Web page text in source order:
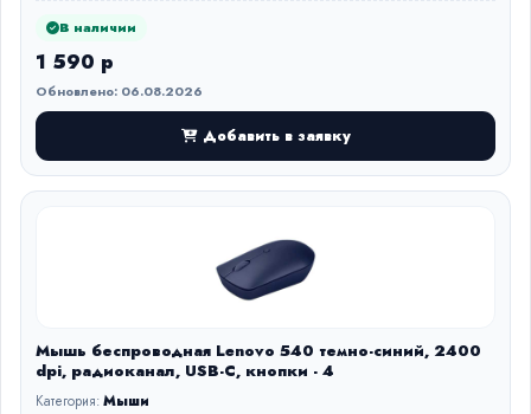
В наличии
1 590 р
Обновлено: 06.08.2026
Добавить в заявку
Мышь беспроводная Lenovo 540 темно-синий, 2400
dpi, радиоканал, USB-C, кнопки - 4
Категория:Мыши